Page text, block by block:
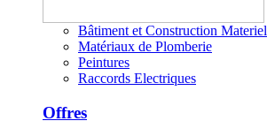
Bâtiment et Construction Materiel
Matériaux de Plomberie
Peintures
Raccords Electriques
Offres